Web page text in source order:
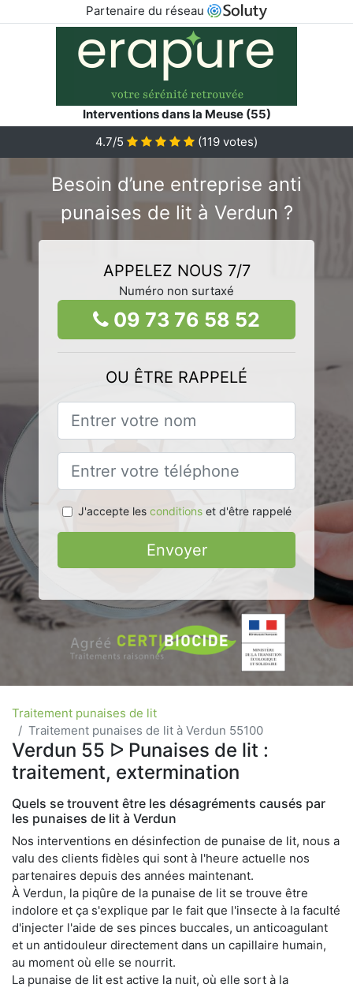
Partenaire du réseau
Interventions dans la Meuse (55)
4.7/5
(119 votes)
Besoin d’une entreprise anti
punaises de lit à Verdun ?
APPELEZ NOUS 7/7
Numéro non surtaxé
09 73 76 58 52
OU ÊTRE RAPPELÉ
J'accepte les conditionset d'être rappelé
Envoyer
Traitement punaises de lit
Traitement punaises de lit à Verdun 55100
Verdun 55 ᐅ Punaises de lit :
traitement, extermination
Quels se trouvent être les désagréments causés par
les punaises de lit à Verdun
Nos interventions en désinfection de punaise de lit, nous a
valu des clients fidèles qui sont à l'heure actuelle nos
partenaires depuis des années maintenant.
À Verdun, la piqûre de la punaise de lit se trouve être
indolore et ça s'explique par le fait que l'insecte à la faculté
d'injecter l'aide de ses pinces buccales, un anticoagulant
et un antidouleur directement dans un capillaire humain,
au moment où elle se nourrit.
La punaise de lit est active la nuit, où elle sort à la